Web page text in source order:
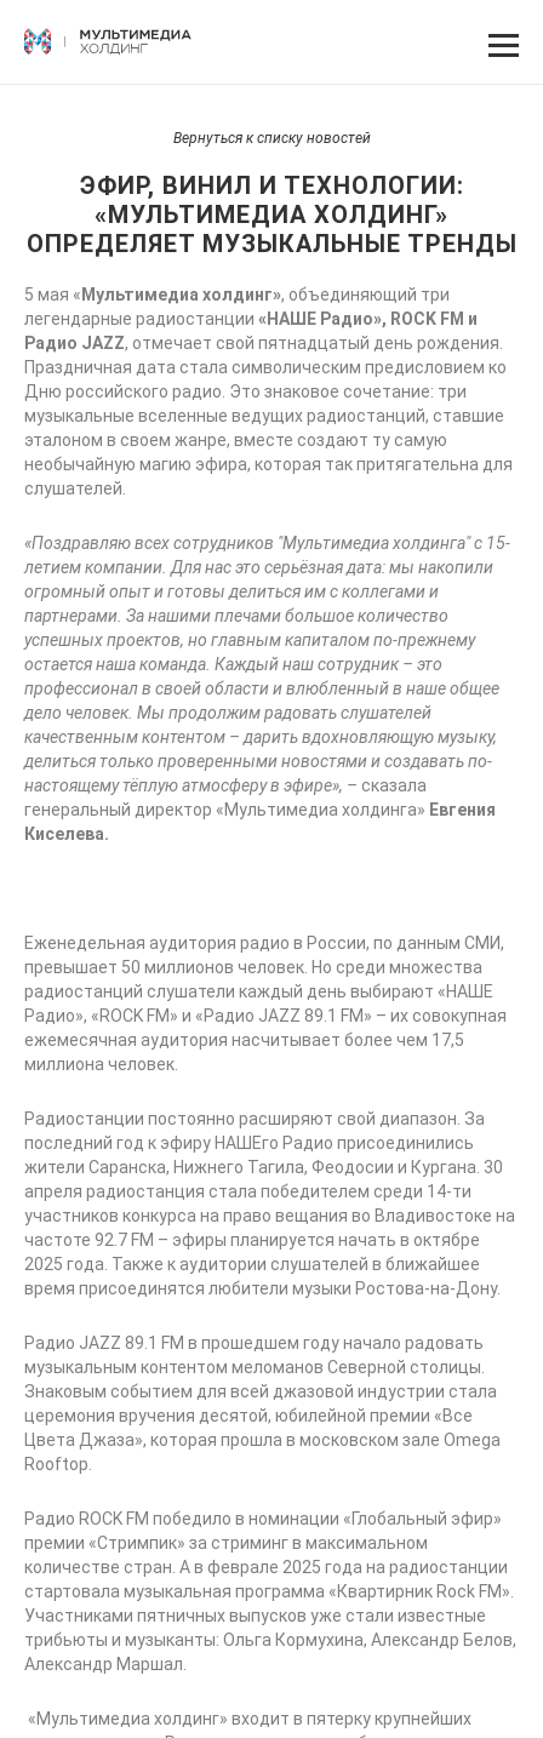
Вернуться к списку новостей
ЭФИР, ВИНИЛ И ТЕХНОЛОГИИ:
«МУЛЬТИМЕДИА ХОЛДИНГ»
ОПРЕДЕЛЯЕТ МУЗЫКАЛЬНЫЕ ТРЕНДЫ
5 мая « Мультимедиа холдинг», объединяющий три
легендарные радиостанции «НАШЕ Радио», ROCK FM и
Радио JAZZ, отмечает свой пятнадцатый день рождения.
Праздничная дата стала символическим предисловием ко
Дню российского радио. Это знаковое сочетание: три
музыкальные вселенные ведущих радиостанций, ставшие
эталоном в своем жанре, вместе создают ту самую
необычайную магию эфира, которая так притягательна для
слушателей.
«Поздравляю всех сотрудников "Мультимедиа холдинга" с 15-
летием компании. Для нас это серьёзная дата: мы накопили
огромный опыт и готовы делиться им с коллегами и
партнерами. За нашими плечами большое количество
успешных проектов, но главным капиталом по-прежнему
остается наша команда. Каждый наш сотрудник – это
профессионал в своей области и влюбленный в наше общее
дело человек. Мы продолжим радовать слушателей
качественным контентом – дарить вдохновляющую музыку,
делиться только проверенными новостями и создавать по-
настоящему тёплую атмосферу в эфире», – сказала
генеральный директор «Мультимедиа холдинга» Евгения
Киселева.
Еженедельная аудитория радио в России, по данным СМИ,
превышает 50 миллионов человек. Но среди множества
радиостанций слушатели каждый день выбирают «НАШЕ
Радио», «ROCK FM» и «Радио JAZZ 89.1 FM» – их совокупная
ежемесячная аудитория насчитывает более чем 17,5
миллиона человек.
Радиостанции постоянно расширяют свой диапазон. За
последний год к эфиру НАШЕго Радио присоединились
жители Саранска, Нижнего Тагила, Феодосии и Кургана. 30
апреля радиостанция стала победителем среди 14-ти
участников конкурса на право вещания во Владивостоке на
частоте 92.7 FM – эфиры планируется начать в октябре
2025 года. Также к аудитории слушателей в ближайшее
время присоединятся любители музыки Ростова-на-Дону.
Радио JAZZ 89.1 FM в прошедшем году начало радовать
музыкальным контентом меломанов Северной столицы.
Знаковым событием для всей джазовой индустрии стала
церемония вручения десятой, юбилейной премии «Все
Цвета Джаза», которая прошла в московском зале Omega
Rooftop.
Радио ROCK FM победило в номинации «Глобальный эфир»
премии «Стримпик» за стриминг в максимальном
количестве стран. А в феврале 2025 года на радиостанции
стартовала музыкальная программа «Квартирник Rock FM».
Участниками пятничных выпусков уже стали известные
трибьюты и музыканты: Ольга Кормухина, Александр Белов,
Александр Маршал.
«Мультимедиа холдинг» входит в пятерку крупнейших